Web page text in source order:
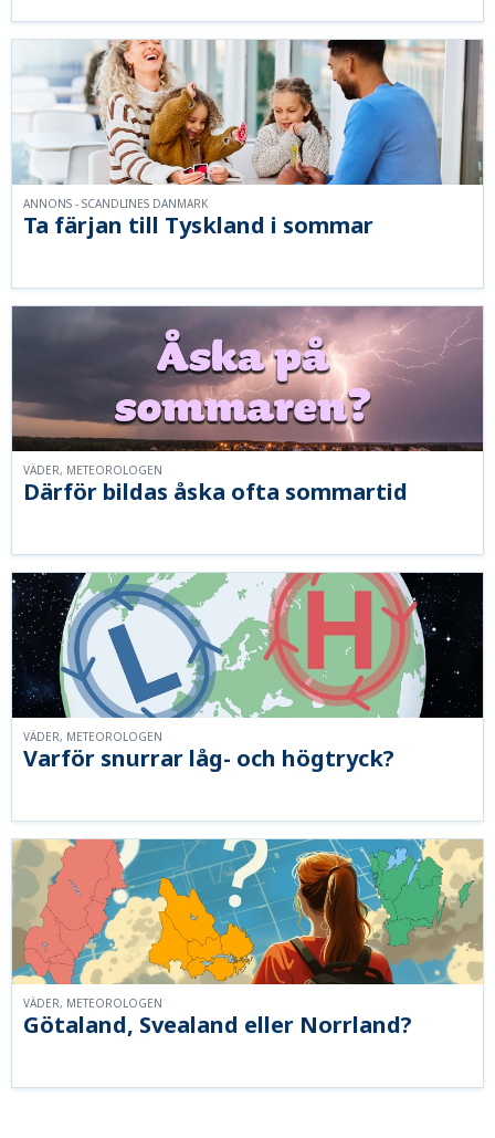
Ta färjan till Tyskland i sommar
ANNONS - SCANDLINES DANMARK
Därför bildas åska ofta sommartid
VÄDER, METEOROLOGEN
Varför snurrar låg- och högtryck?
VÄDER, METEOROLOGEN
Götaland, Svealand eller Norrland?
VÄDER, METEOROLOGEN